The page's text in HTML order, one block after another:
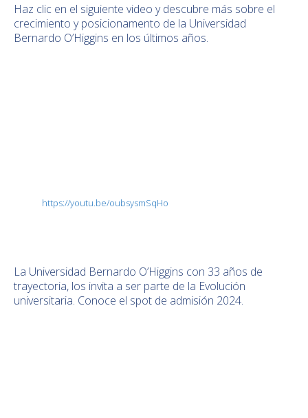
Haz clic en el siguiente video y descubre más sobre el
crecimiento y posicionamento de la Universidad
Bernardo O’Higgins en los últimos años.
https://youtu.be/oubsysmSqHo
La Universidad Bernardo O’Higgins con 33 años de
trayectoria, los invita a ser parte de la Evolución
universitaria. Conoce el spot de admisión 2024.